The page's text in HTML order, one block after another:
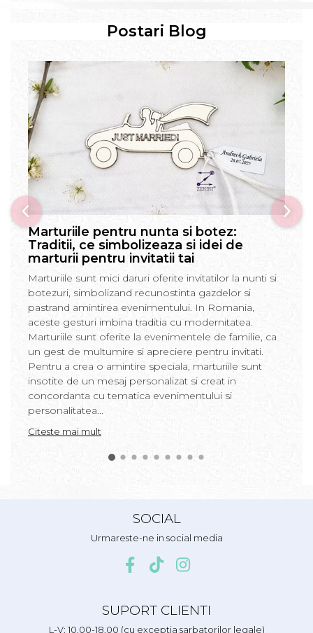
Postari Blog
Marturiile pentru nunta si botez:
Traditii, ce simbolizeaza si idei de
marturii pentru invitatii tai
Marturiile sunt mici daruri oferite invitatilor la nunti si
botezuri, simbolizand recunostinta gazdelor si
pastrand amintirea evenimentului. In Romania,
aceste gesturi imbina traditia cu modernitatea.
Marturiile sunt oferite la evenimentele de familie, ca
un gest de multumire si apreciere pentru invitati.
Pentru a crea o amintire speciala, marturiile sunt
insotite de un mesaj personalizat si creat in
concordanta cu tematica evenimentului si
personalitatea...
Citeste mai mult
SOCIAL
Urmareste-ne in social media
SUPORT CLIENTI
L-V: 10.00-18.00 (cu exceptia sarbatorilor legale)